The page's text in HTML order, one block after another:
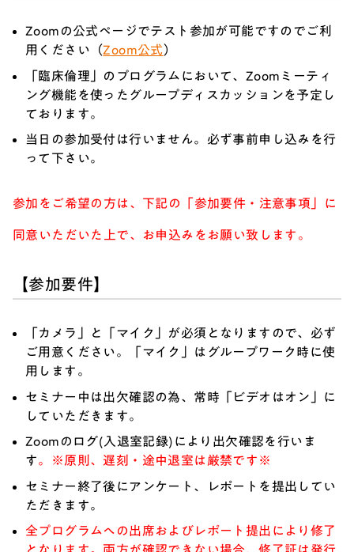
Zoomの公式ページでテスト参加が可能ですのでご利
用ください（Zoom公式）
「臨床倫理」のプログラムにおいて、Zoomミーティ
ング機能を使ったグループディスカッションを予定し
ております。
当日の参加受付は行いません。必ず事前申し込みを行
って下さい。
参加をご希望の方は、下記の「参加要件・注意事項」に
同意いただいた上で、お申込みをお願い致します。
【参加要件】
「カメラ」と「マイク」が必須となりますので、必ず
ご用意ください。「マイク」はグループワーク時に使
用します。
セミナー中は出欠確認の為、常時「ビデオはオン」に
していただきます。
Zoomのログ(入退室記録)により出欠確認を行いま
す。※原則、遅刻・途中退室は厳禁です※
セミナー終了後にアンケート、レポートを提出してい
ただきます。
全プログラムへの出席およびレポート提出により修了